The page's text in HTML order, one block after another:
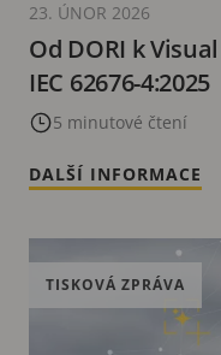
Od DORI k
IEC 62676-4:2025
5 minutové čtení
23. ÚNOR 2026
DALŠÍ INFORMACE
TISKOVÁ ZPRÁVA